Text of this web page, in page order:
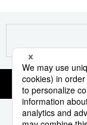
Culture
Gastronomie